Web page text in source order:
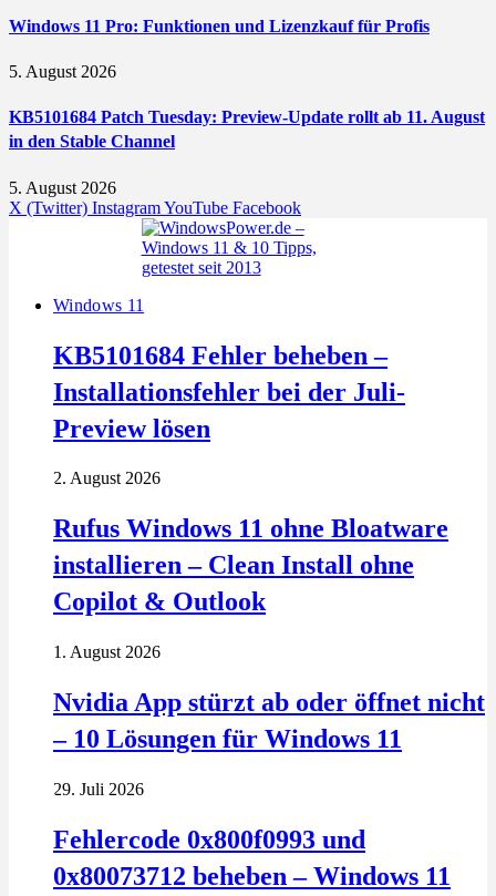
Windows 11 Pro: Funktionen und Lizenzkauf für Profis
5. August 2026
KB5101684 Patch Tuesday: Preview-Update rollt ab 11. August
in den Stable Channel
5. August 2026
X (Twitter) InstagramYouTube Facebook
Windows 11
KB5101684 Fehler beheben –
Installationsfehler bei der Juli-
Preview lösen
2. August 2026
Rufus Windows 11 ohne Bloatware
installieren – Clean Install ohne
Copilot & Outlook
1. August 2026
Nvidia App stürzt ab oder öffnet nicht
– 10 Lösungen für Windows 11
29. Juli 2026
Fehlercode 0x800f0993 und
0x80073712 beheben – Windows 11